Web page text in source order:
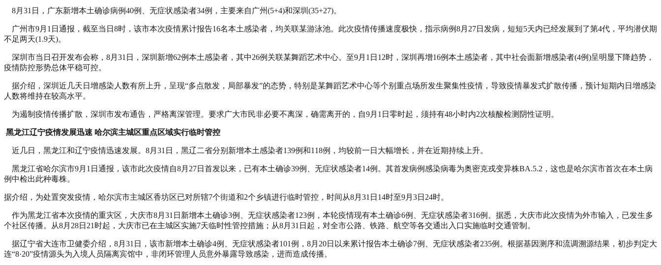
8月31日，广东新增本土确诊病例40例、无症状感染者34例，主要来自广州(5+4)和深圳(35+27)。
广州市9月1日通报，截至当日8时，该市本次疫情累计报告16名本土感染者，均关联某游泳池。此次疫情传播速度极快，指示病例8月27日发病，短短5天内已经发展到了第4代，平均潜伏期
不足两天(1.9天)。
深圳市当日召开发布会称，8月31日，深圳新增62例本土感染者，其中26例关联某舞蹈艺术中心。至9月1日12时，深圳再增16例本土感染者，其中社会面新增感染者(4例)呈明显下降趋势，
疫情防控形势总体平稳可控。
据介绍，深圳近几天日增感染人数有所上升，呈现“多点散发，局部暴发”的态势，特别是某舞蹈艺术中心等个别重点场所发生聚集性疫情，导致疫情暴发式扩散传播，预计短期内日增感染
人数将维持在较高水平。
为遏制疫情传播扩散，深圳市发布通告，严格离深管理。要求广大市民非必要不离深，确需离开的，自9月1日零时起，须持有48小时内2次核酸检测阴性证明。
黑龙江辽宁疫情发展迅速 哈尔滨主城区重点区域实行临时管控
近几日，黑龙江和辽宁疫情迅速发展。8月31日，黑辽二省分别新增本土感染者139例和118例，均较前一日大幅增长，并在近期持续上升。
黑龙江省哈尔滨市9月1日通报，该市此次疫情自8月27日首发以来，已有本土确诊39例、无症状感染者14例。其首发病例感染病毒为奥密克戎变异株BA.5.2，这也是哈尔滨市首次在本土病
例中检出此种毒株。
据介绍，为处置突发疫情，哈尔滨市主城区香坊区已对所辖7个街道和2个乡镇进行临时管控，时间从8月31日14时至9月3日24时。
作为黑龙江省本次疫情的重灾区，大庆市8月31日新增本土确诊3例、无症状感染者123例，本轮疫情现有本土确诊6例、无症状感染者316例。据悉，大庆市此次疫情为外市输入，已发生多
个社区传播。从8月28日21时起，大庆市已在主城区实施7天临时性管控措施；从8月31日起，对全市公路、铁路、航空等各交通出入口实施临时交通管制。
据辽宁省大连市卫健委介绍，8月31日，该市新增本土确诊4例、无症状感染者101例，8月20日以来累计报告本土确诊7例、无症状感染者235例。根据基因测序和流调溯源结果，初步判定大
连“8·20”疫情源头为入境人员隔离宾馆中，非闭环管理人员意外暴露导致感染，进而造成传播。